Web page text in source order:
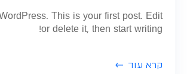
This is your first post. Edit
or delete it, then start writing!
קרא עוד